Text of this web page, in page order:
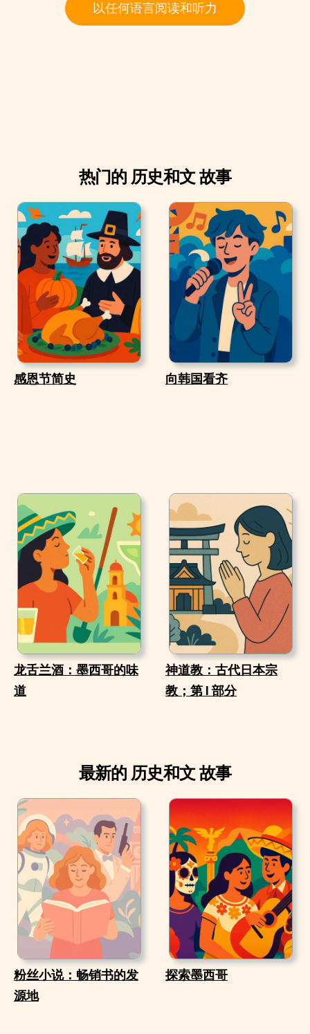
以任何语言阅读和听力
热门的 历史和文 故事
感恩节简史 向韩国看齐
龙舌兰酒：墨西哥的味
道
神道教：古代日本宗
教；第 I 部分
最新的 历史和文 故事
粉丝小说：畅销书的发
源地
探索墨西哥